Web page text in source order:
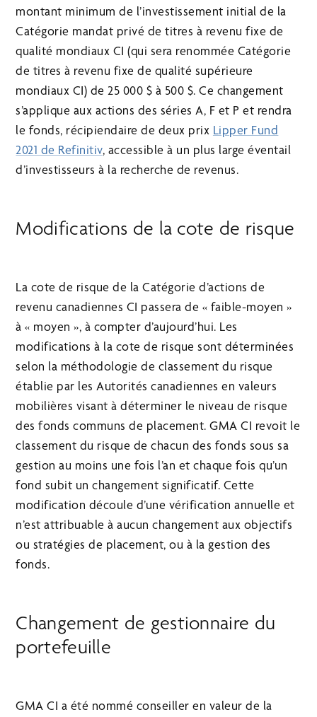
montant minimum de l’investissement initial de la
Catégorie mandat privé de titres à revenu fixe de
qualité mondiaux CI (qui sera renommée Catégorie
de titres à revenu fixe de qualité supérieure
mondiaux CI) de 25 000 $ à 500 $. Ce changement
s’applique aux actions des séries A, F et P et rendra
le fonds, récipiendaire de deux prix Lipper Fund
2021 de Refinitiv, accessible à un plus large éventail
d’investisseurs à la recherche de revenus.
Modifications de la cote de risque
La cote de risque de la Catégorie d’actions de
revenu canadiennes CI passera de « faible-moyen »
à « moyen », à compter d’aujourd’hui. Les
modifications à la cote de risque sont déterminées
selon la méthodologie de classement du risque
établie par les Autorités canadiennes en valeurs
mobilières visant à déterminer le niveau de risque
des fonds communs de placement. GMA CI revoit le
classement du risque de chacun des fonds sous sa
gestion au moins une fois l’an et chaque fois qu’un
fond subit un changement significatif. Cette
modification découle d’une vérification annuelle et
n’est attribuable à aucun changement aux objectifs
ou stratégies de placement, ou à la gestion des
fonds.
Changement de gestionnaire du
portefeuille
GMA CI a été nommé conseiller en valeur de la